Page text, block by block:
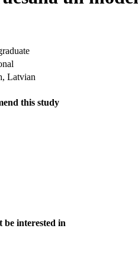
Latvian
this study
be interested in